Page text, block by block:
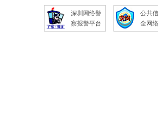
深圳网络警
察报警平台
公共
全网